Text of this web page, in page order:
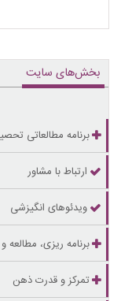
بخش‌های سایت
برنامه مطالعاتی
ارتباط با مشاور
ویدئوهای انگیزشی
برنامه ریزی، مطالعه
تمرکز و قدرت ذهن